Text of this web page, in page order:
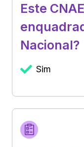
Este
Nacional?
Sim